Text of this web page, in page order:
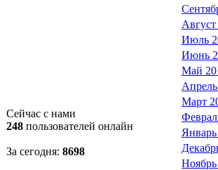
Сейчас с нами
248 пользователей онлайн
За сегодня: 8698
Июль
Июнь
Май
Март